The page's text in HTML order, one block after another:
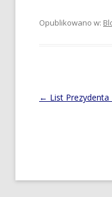
Opublikowano w:
Post
← List Prezydenta